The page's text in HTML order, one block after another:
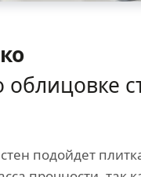
облицовке
подойдет